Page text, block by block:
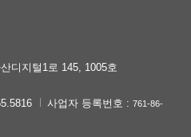
디지털1로 145, 1005호
사업자 등록번호 : 761-86-